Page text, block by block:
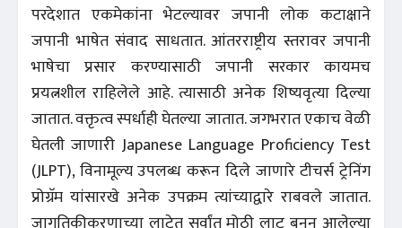
परदेशात एकमेकांना भेटल्यावर जपानी लोक कटाक्षाने
जपानी भाषेत संवाद साधतात. आंतरराष्ट्रीय स्तरावर जपानी
भाषेचा प्रसार करण्यासाठी जपानी सरकार कायमच
प्रयत्नशील राहिलेले आहे. त्यासाठी अनेक शिष्यवृत्या दिल्या
जातात. वक्तृत्व स्पर्धाही घेतल्या जातात. जगभरात एकाच वेळी
घेतली जाणारी Japanese Language Proficiency Test
(JLPT), विनामूल्य उपलब्ध करून दिले जाणारे टीचर्स ट्रेनिंग
प्रोग्रॅम यांसारखे अनेक उपक्रम त्यांच्याद्वारे राबवले जातात.